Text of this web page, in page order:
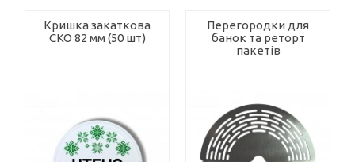
Кришка закаткова
СКО 82 мм (50 шт)
Перегородки для
банок та реторт
пакетів